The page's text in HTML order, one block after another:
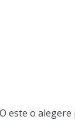
este o